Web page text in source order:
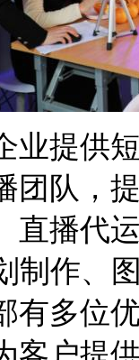
业提供
团队，
直播代
制作、
有多位